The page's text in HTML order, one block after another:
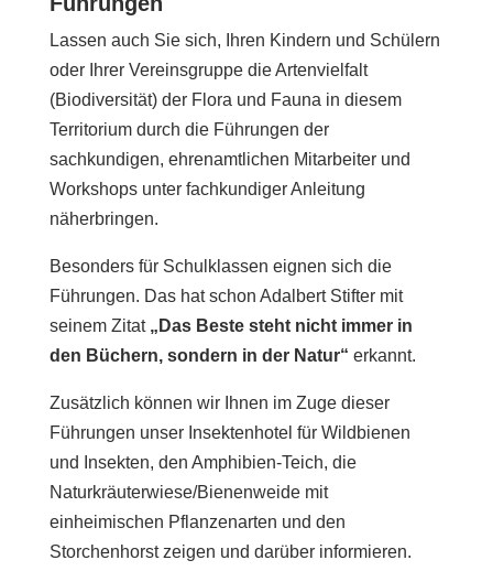
Lassen auch Sie sich, Ihren Kindern und Schülern
oder Ihrer Vereinsgruppe die Artenvielfalt
(Biodiversität) der Flora und Fauna in diesem
Territorium durch die Führungen der
sachkundigen, ehrenamtlichen Mitarbeiter und
Workshops unter fachkundiger Anleitung
näherbringen.
Besonders für Schulklassen eignen sich die
Führungen. Das hat schon Adalbert Stifter mit
seinem Zitat „ Das Beste steht nicht immer in
den Büchern, sondern in der Natur“ erkannt.
Zusätzlich können wir Ihnen im Zuge dieser
Führungen unser Insektenhotel für Wildbienen
und Insekten, den Amphibien-Teich, die
Naturkräuterwiese/Bienenweide mit
einheimischen Pflanzenarten und den
Storchenhorst zeigen und darüber informieren.